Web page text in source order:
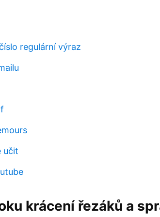
regulární výraz
učit
krácení řezáků a